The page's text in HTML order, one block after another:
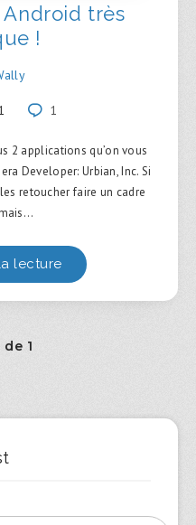
très
!
1
2 applications qu’on vous
Developer: Urbian, Inc. Si
retoucher faire un cadre
lecture
de 1